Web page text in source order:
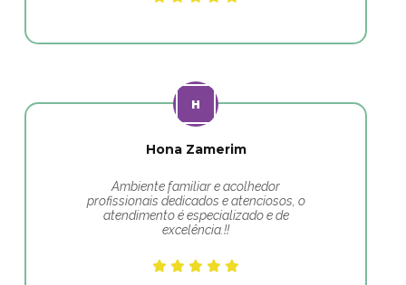
Hona Zamerim
Ambiente familiar e acolhedor
profissionais dedicados e atenciosos, o
atendimento é especializado e de
excelência.!!